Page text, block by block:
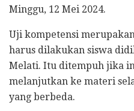
Minggu, 12 Mei 2024.
Uji kompetensi
harus dilakukan siswa
Melati. Itu ditempuh jika
melanjutkan ke materi
yang berbeda.